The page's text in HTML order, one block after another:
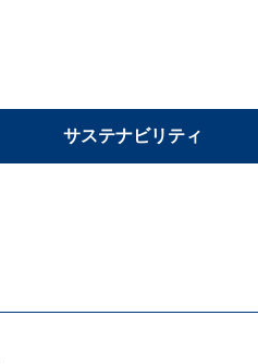
サステナビリティ